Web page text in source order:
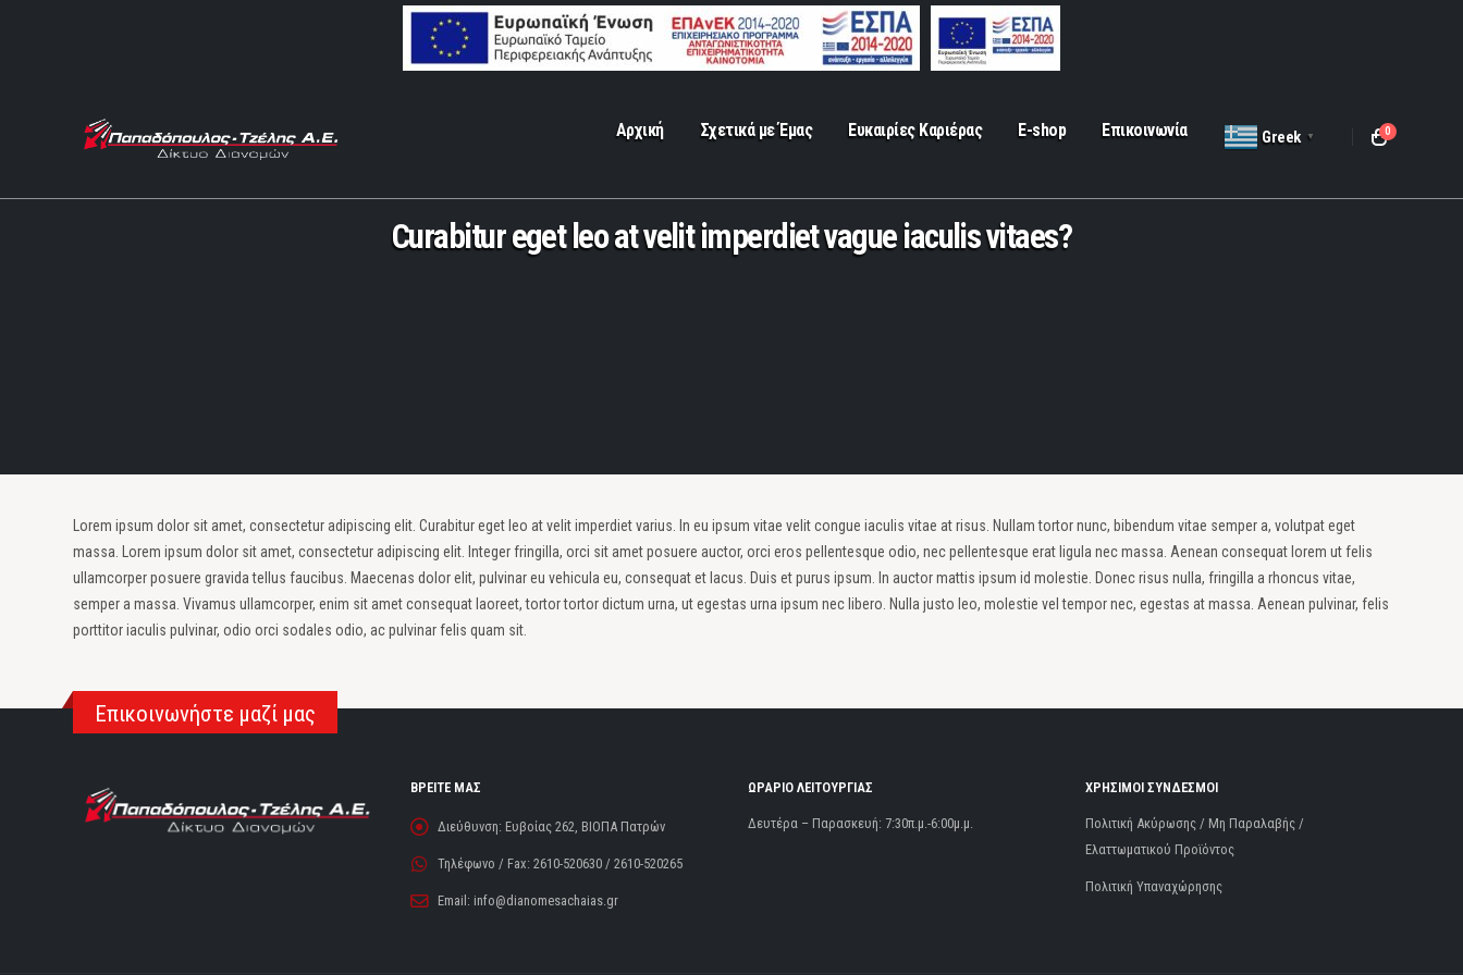
Αρχική Σχετικά με Έμας Ευκαιρίες Καριέρας E-shop Επικοινωνία Greek ▼ 0
Curabitur eget leo at velit imperdiet vague iaculis vitaes?
Lorem ipsum dolor sit amet, consectetur adipiscing elit. Curabitur eget leo at velit imperdiet varius. In eu ipsum vitae velit congue iaculis vitae at risus. Nullam tortor nunc, bibendum vitae semper a, volutpat eget
massa. Lorem ipsum dolor sit amet, consectetur adipiscing elit. Integer fringilla, orci sit amet posuere auctor, orci eros pellentesque odio, nec pellentesque erat ligula nec massa. Aenean consequat lorem ut felis
ullamcorper posuere gravida tellus faucibus. Maecenas dolor elit, pulvinar eu vehicula eu, consequat et lacus. Duis et purus ipsum. In auctor mattis ipsum id molestie. Donec risus nulla, fringilla a rhoncus vitae,
semper a massa. Vivamus ullamcorper, enim sit amet consequat laoreet, tortor tortor dictum urna, ut egestas urna ipsum nec libero. Nulla justo leo, molestie vel tempor nec, egestas at massa. Aenean pulvinar, felis
porttitor iaculis pulvinar, odio orci sodales odio, ac pulvinar felis quam sit.
Επικοινωνήστε μαζί μας
ΒΡΕΙΤΕ ΜΑΣ
Διεύθυνση: Ευβοίας 262, ΒΙΟΠΑ Πατρών
Τηλέφωνο / Fax: 2610-520630 / 2610-520265
Email: info@dianomesachaias.gr
ΩΡΑΡΙΟ ΛΕΙΤΟΥΡΓΙΑΣ
Δευτέρα – Παρασκευή: 7:30π.μ.-6:00μ.μ.
ΧΡΗΣΙΜΟΙ ΣΥΝΔΕΣΜΟΙ
Πολιτική Ακύρωσης / Μη Παραλαβής /
Ελαττωματικού Προϊόντος
Πολιτική Υπαναχώρησης